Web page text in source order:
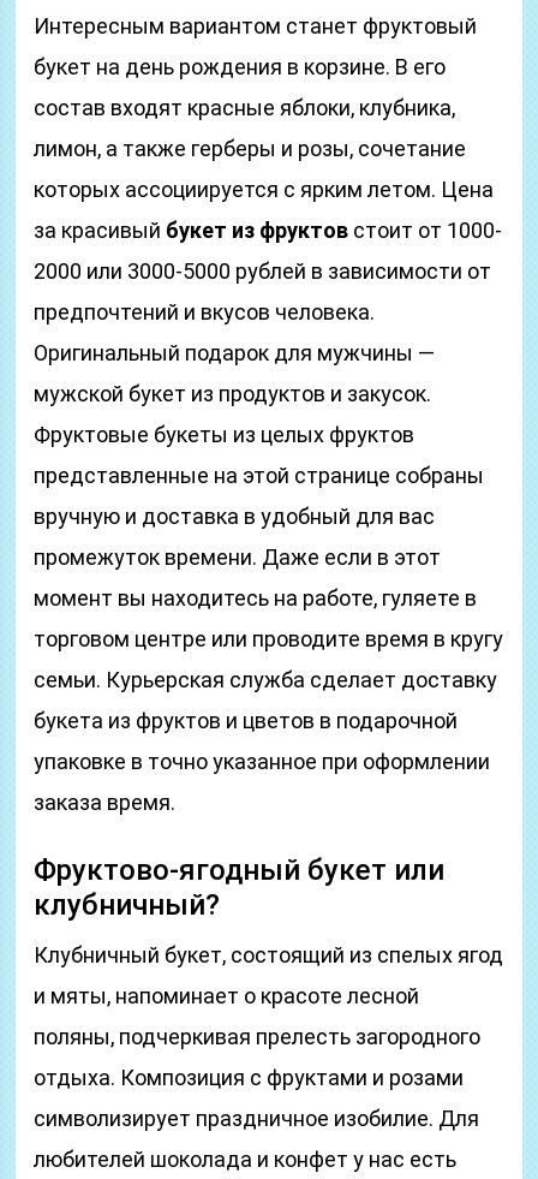
Интересным вариантом станет фруктовый
букет на день рождения в корзине. В его
состав входят красные яблоки, клубника,
лимон, а также герберы и розы, сочетание
которых ассоциируется с ярким летом. Цена
за красивый букет из фруктов стоит от 1000-
2000 или 3000-5000 рублей в зависимости от
предпочтений и вкусов человека.
Оригинальный подарок для мужчины —
мужской букет из продуктов и закусок.
Фруктовые букеты из целых фруктов
представленные на этой странице собраны
вручную и доставка в удобный для вас
промежуток времени. Даже если в этот
момент вы находитесь на работе, гуляете в
торговом центре или проводите время в кругу
семьи. Курьерская служба сделает доставку
букета из фруктов и цветов в подарочной
упаковке в точно указанное при оформлении
заказа время.
Фруктово-ягодный букет или
клубничный?
Клубничный букет, состоящий из спелых ягод
и мяты, напоминает о красоте лесной
поляны, подчеркивая прелесть загородного
отдыха. Композиция с фруктами и розами
символизирует праздничное изобилие. Для
любителей шоколада и конфет у нас есть